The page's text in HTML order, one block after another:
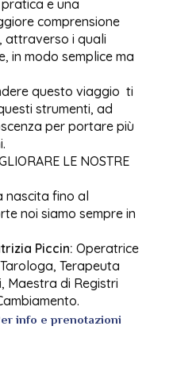
e una
comprensione
attraverso i quali
in modo semplice ma
questo viaggio ti
strumenti, ad
per portare più
LE NOSTRE
nascita fino al
noi siamo sempre in
Piccin: Operatrice
Terapeuta
Maestra di Registri
info e prenotazioni